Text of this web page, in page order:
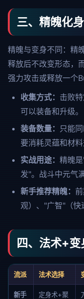
三、精魄化
精魄与变身不同：精
释放后不改变形态，
强力攻击或释放一个
收集方式： 击败
可以装备和升级。
装备数量： 只能
要消耗灵蕴和材料
实战用途： 精魄
发"。战斗中元气
新手推荐精魄：
观）、"广智"（快
四、法术+
流派 法术选择
新手
定身术+聚